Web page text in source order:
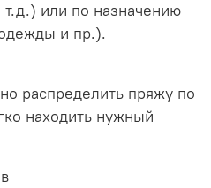
т.д.) или по назначению
и пр.).
распределить пряжу по
находить нужный